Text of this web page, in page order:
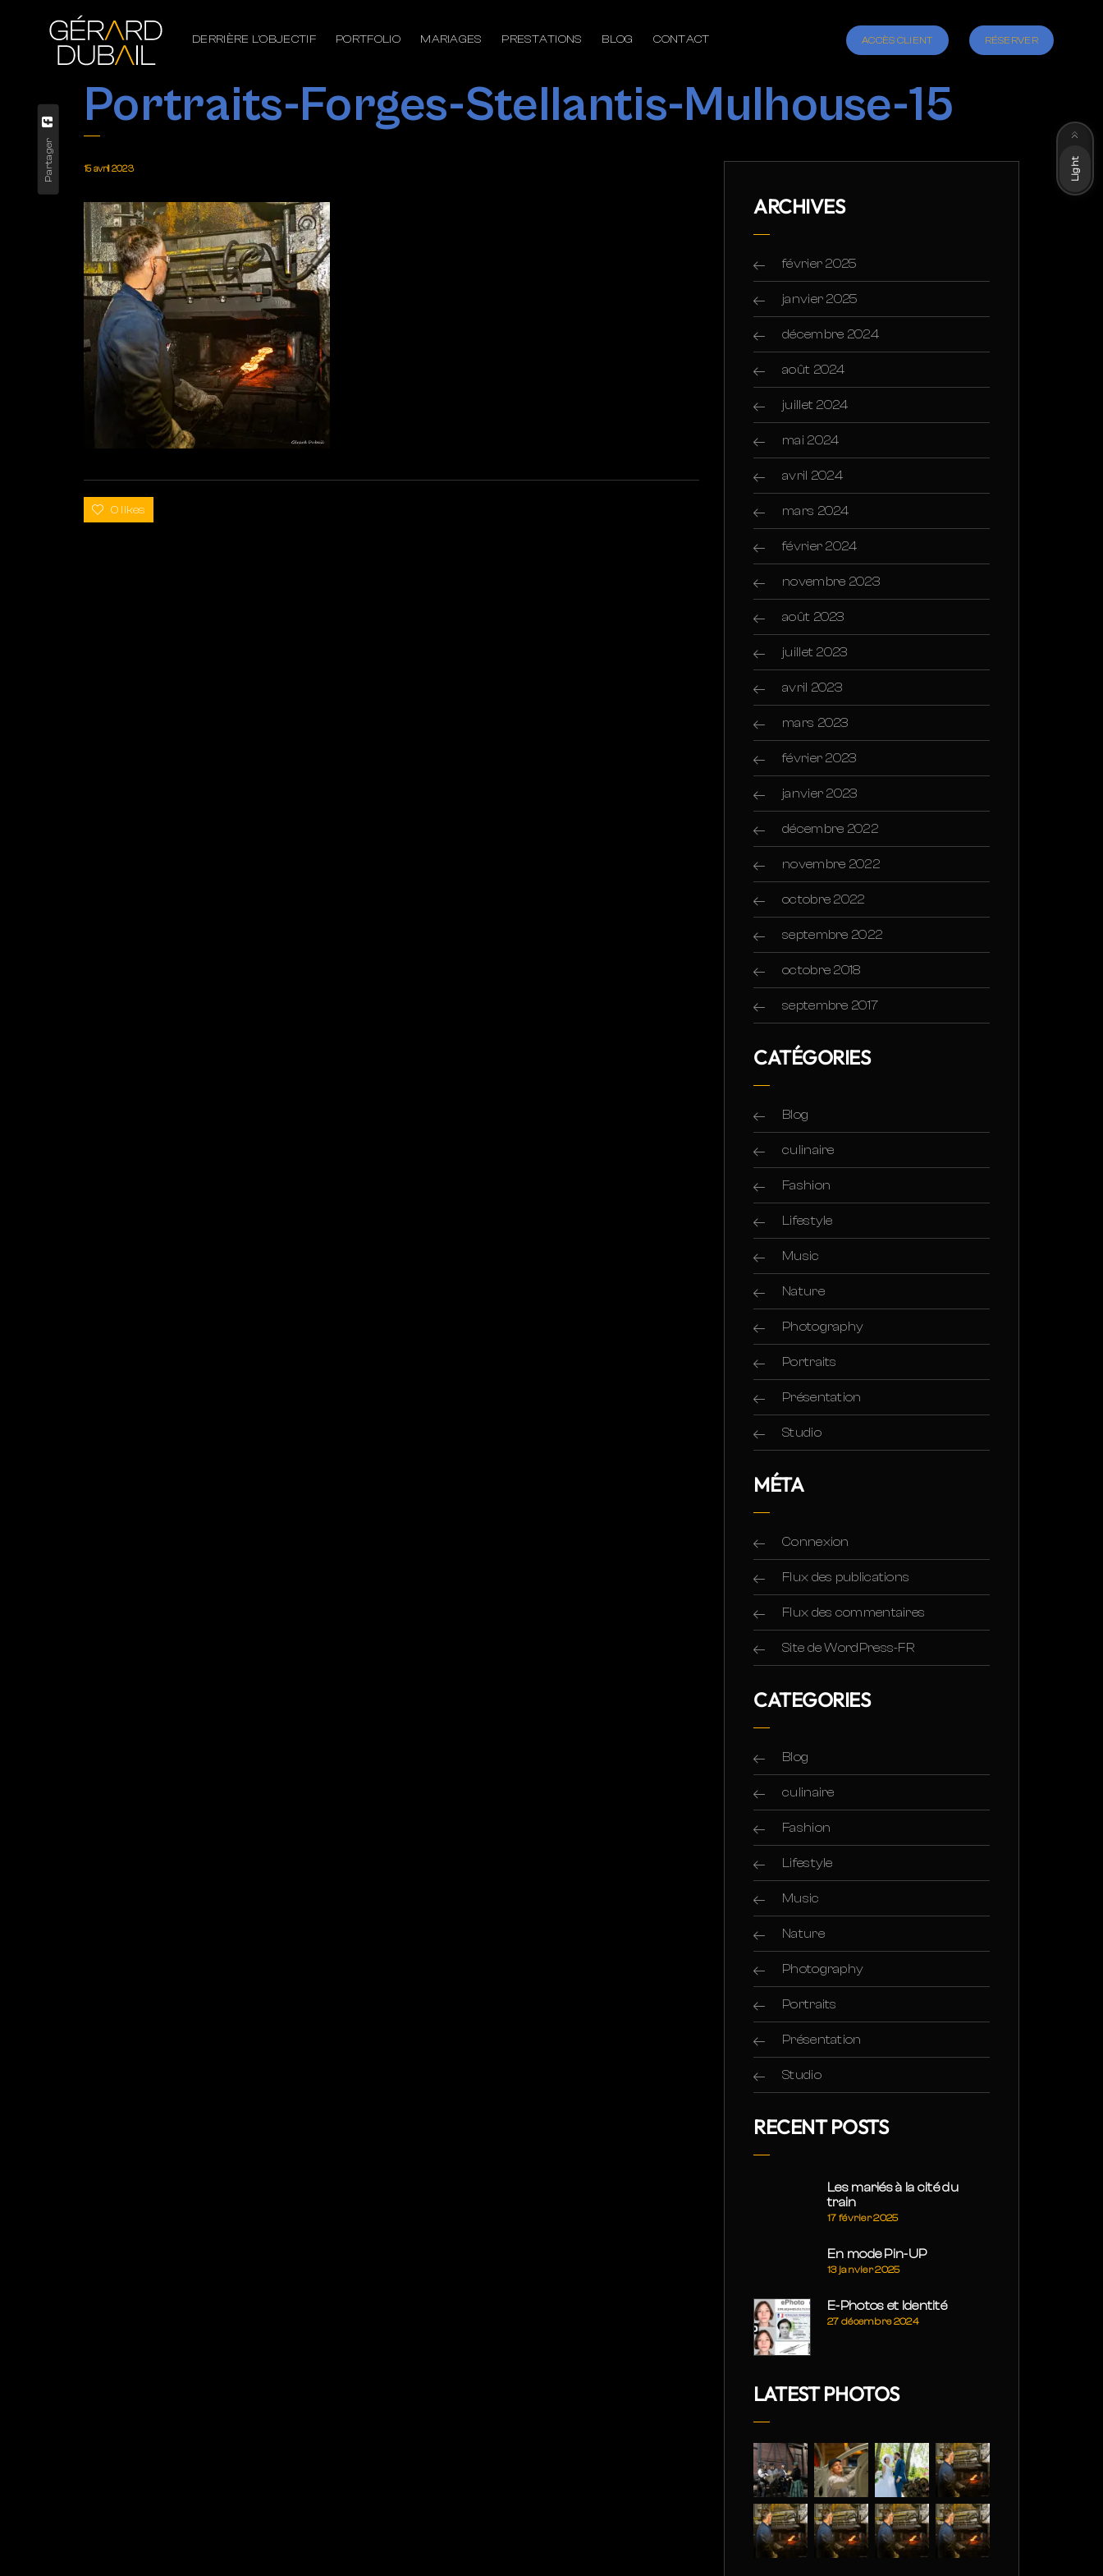
DERRIÈRE L’OBJECTIF PORTFOLIO MARIAGES PRESTATIONS BLOG CONTACT ACCÈS CLIENT RÉSERVER
Portraits-Forges-Stellantis-Mulhouse-15
Partager 15 avril 2023
0 likes
ARCHIVES
février 2025
janvier 2025
décembre 2024
août 2024
juillet 2024
mai 2024
avril 2024
mars 2024
février 2024
novembre 2023
août 2023
juillet 2023
avril 2023
mars 2023
février 2023
janvier 2023
décembre 2022
novembre 2022
octobre 2022
septembre 2022
octobre 2018
septembre 2017
CATÉGORIES
Blog
culinaire
Fashion
Lifestyle
Music
Nature
Photography
Portraits
Présentation
Studio
MÉTA
Connexion
Flux des publications
Flux des commentaires
Site de WordPress-FR
CATEGORIES
Blog
culinaire
Fashion
Lifestyle
Music
Nature
Photography
Portraits
Présentation
Studio
RECENT POSTS
Les mariés à la cité du
train
17 février 2025
En mode Pin-UP
13 janvier 2025
E-Photos et Identité
27 décembre 2024
LATEST PHOTOS
Light
Dark